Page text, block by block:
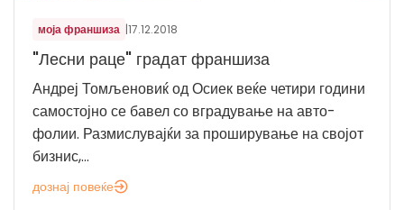
моја франшиза |17.12.2018
"Лесни раце" градат франшиза
Андреј Томљеновиќ од Осиек веќе четири години
самостојно се бавел со вградување на авто-
фолии. Размислувајќи за проширување на својот
бизнис,...
дознај повеќе